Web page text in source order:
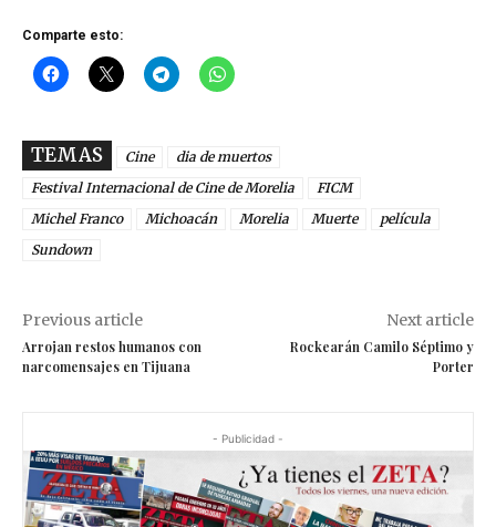
Comparte esto:
TEMAS Cine
dia de muertos
Festival Internacional de Cine de Morelia
FICM
Michel Franco
Michoacán Morelia Muerte
película
Sundown
Previous article
Arrojan restos humanos con
narcomensajes en Tijuana
Next article
Rockearán Camilo Séptimo y
Porter
- Publicidad -